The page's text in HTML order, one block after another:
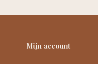
Mijn account